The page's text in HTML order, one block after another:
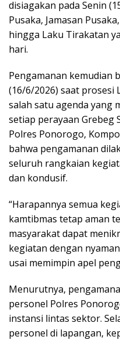
disiagakan pada Senin
Pusaka, Jamasan
hingga Laku Tirakatan
hari.
Pengamanan kemudian
(16/6/2026) saat prosesi
salah satu agenda yang
setiap perayaan Grebeg
Polres Ponorogo,
bahwa pengamanan
seluruh rangkaian
dan kondusif.
“Harapannya semua
kamtibmas tetap aman
masyarakat dapat
kegiatan dengan
usai memimpin apel
Menurutnya,
personel Polres
instansi lintas sektor.
personel di lapangan,